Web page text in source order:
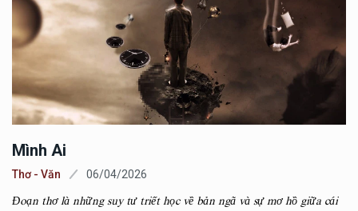
Mình Ai
Thơ - Văn 06/04/2026
Đoạn thơ là những suy tư triết học về bản ngã và sự mơ hồ giữa cái